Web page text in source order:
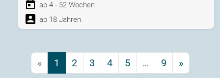
ab 4 - 52 Wochen
ab 18 Jahren
« 1 2 3 4 5 … 9 »